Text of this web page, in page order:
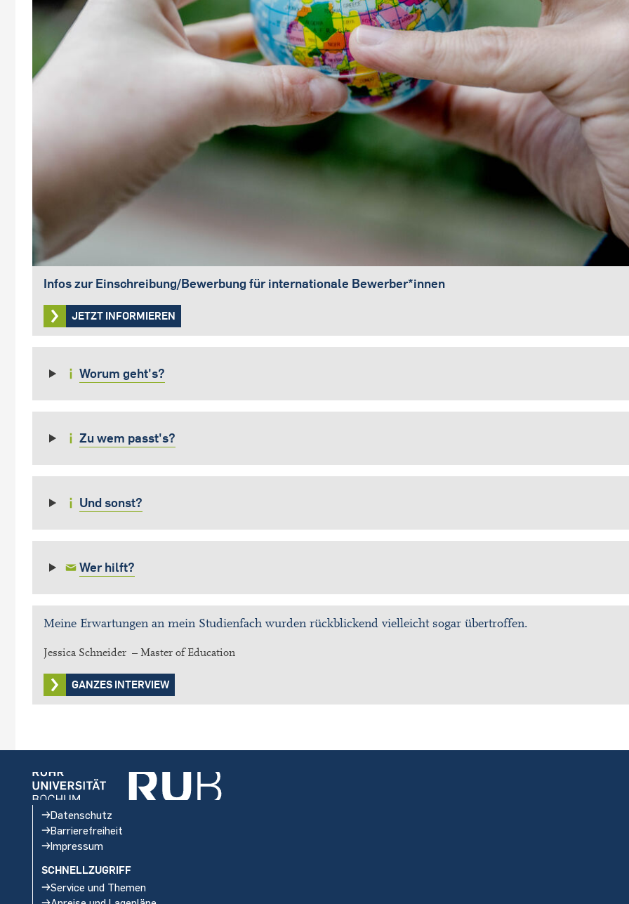
Infos zur Einschreibung/Bewerbung für internationale Bewerber*innen
JETZT INFORMIEREN
Worum geht's?
Zu wem passt's?
Und sonst?
Wer hilft?
Meine Erwartungen an mein Studienfach wurden rückblickend vielleicht sogar übertroffen.
Jessica Schneider – Master of Education
GANZES INTERVIEW
Datenschutz
Barrierefreiheit
Impressum
SCHNELLZUGRIFF
Service und Themen